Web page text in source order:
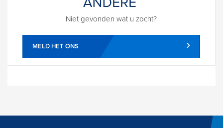
Niet gevonden wat u zocht?
MELD HET ONS